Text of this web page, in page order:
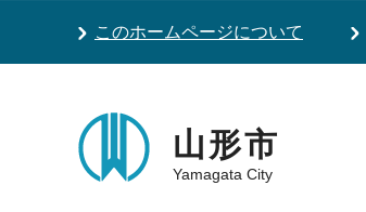
このホームページについて
山形市
Yamagata City